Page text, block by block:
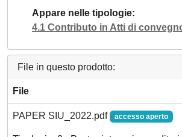
Appare nelle tipologie
4.1 Contributo in Atti di
File in questo prodotto:
File
PAPER SIU_2022.pdf accesso aperto